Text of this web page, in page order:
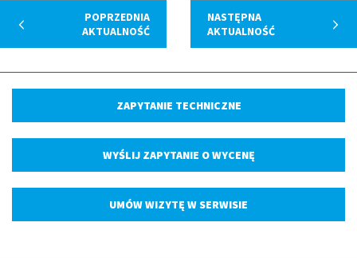
POPRZEDNIA
AKTUALNOŚĆ
NASTĘPNA
AKTUALNOŚĆ
ZAPYTANIE TECHNICZNE
WYŚLIJ ZAPYTANIE O WYCENĘ
UMÓW WIZYTĘ W SERWISIE